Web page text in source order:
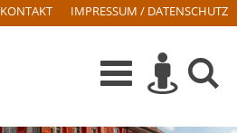
KONTAKT IMPRESSUM / DATENSCHUTZ